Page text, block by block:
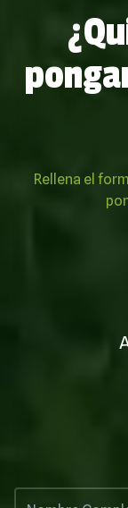
Rellena el